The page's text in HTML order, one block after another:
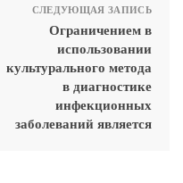
СЛЕДУЮЩАЯ ЗАПИСЬ
Ограничением в
использовании
культурального метода
в диагностике
инфекционных
заболеваний является